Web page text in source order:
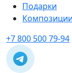
Подарки
Композиции
+7 800 500 79-94